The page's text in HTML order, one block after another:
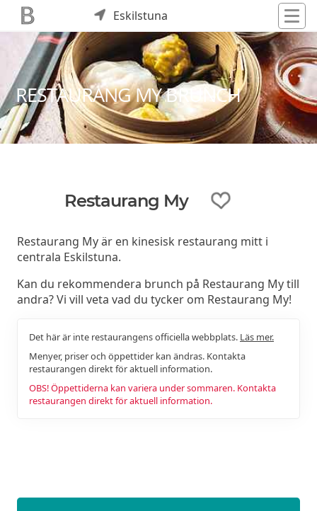
Eskilstuna
RESTAURANG MY BRUNCH
Restaurang My
Restaurang My är en kinesisk restaurang mitt i
centrala Eskilstuna.
Kan du rekommendera brunch på Restaurang My till
andra? Vi vill veta vad du tycker om Restaurang My!
Det här är inte restaurangens officiella webbplats. Läs mer.
Menyer, priser och öppettider kan ändras. Kontakta
restaurangen direkt för aktuell information.
OBS! Öppettiderna kan variera under sommaren. Kontakta
restaurangen direkt för aktuell information.